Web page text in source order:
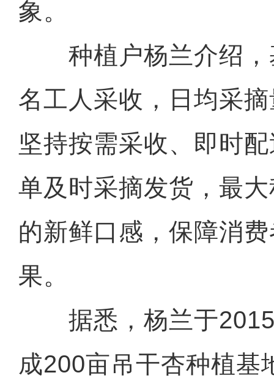
象。
种植户杨兰介绍，
名工人采收，日均采
坚持按需采收、即时
单及时采摘发货，最
的新鲜口感，保障消
果。
据悉，杨兰于2015
成200亩吊干杏种植基